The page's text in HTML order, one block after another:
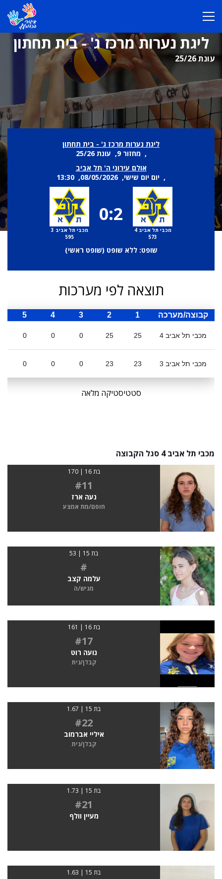
ליגת נערות מרכז ג' - בית תחתון
עונת 25/26
ליגת נערות מרכז ג' - בית תחתון
, מחזור 9, עונת 25/26
אולם עירוני ה' תל אביב
, יום יום שישי, 08/05/2026, 13:30
מכבי תל אביב 4
573
0:2
מכבי תל אביב 3
595
שופט: ללא שופט (שופט ראשי)
תוצאה לפי מערכות
קבוצה/מערכה 1
2
3
4
5
מכבי תל אביב 4 25
25
0
0
0
מכבי תל אביב 3 23
23
0
0
0
סטטיסטיקה מלאה
מכבי תל אביב 4 סגל הקבוצה
בת 16 | 170
#11
נעה ארז
חוסם/מת אמצע
בת 15 | 53
#
עלמה קצב
מגיש/ה
בת 16 | 161
#17
נועה רוט
קבלן/נית
בת 15 | 1.67
#22
איליי אברמוב
קבלן/נית
בת 15 | 1.73
#21
מעיין וולף
בת 15 | 1.63